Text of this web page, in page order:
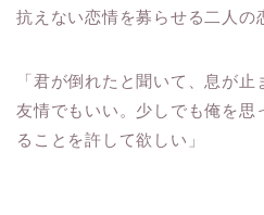
抗えない恋情を募らせる二人
「君が倒れたと聞いて、息が
友情でもいい。少しでも俺を思
ることを許して欲しい」